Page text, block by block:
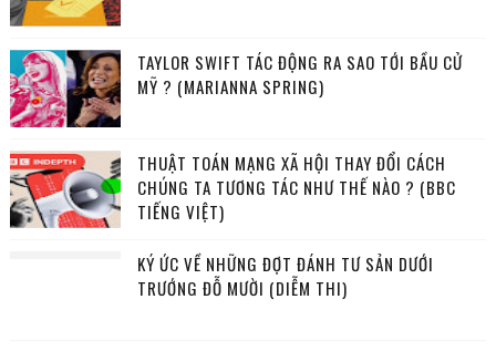
TAYLOR SWIFT TÁC ĐỘNG RA SAO TỚI BẦU CỬ
MỸ ? (MARIANNA SPRING)
THUẬT TOÁN MẠNG XÃ HỘI THAY ĐỔI CÁCH
CHÚNG TA TƯƠNG TÁC NHƯ THẾ NÀO ? (BBC
TIẾNG VIỆT)
KÝ ỨC VỀ NHỮNG ĐỢT ĐÁNH TƯ SẢN DƯỚI
TRƯỚNG ĐỖ MƯỜI (DIỄM THI)